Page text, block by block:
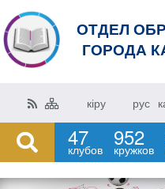
ОТДЕЛ
ГОРОДА
кіру рус
47
клубов 952
кружков